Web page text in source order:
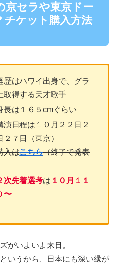
京セラや東京ドー
チケット購入方法
歴はハワイ出身で、グラ
取得する天才歌手
長は１６５cmぐらい
演日程は１０月２２日２
２７日（東京）
入はこちら（終了で発表
次先着選考は １０月１１
〜
がいよいよ来日。
いうから、日本にも深い縁が